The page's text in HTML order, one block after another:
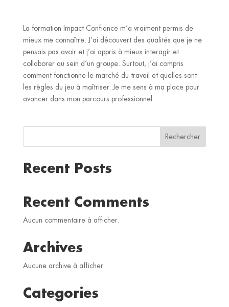
La formation Impact Confiance m’a vraiment permis de
mieux me connaître. J’ai découvert des qualités que je ne
pensais pas avoir et j’ai appris à mieux interagir et
collaborer au sein d’un groupe. Surtout, j’ai compris
comment fonctionne le marché du travail et quelles sont
les règles du jeu à maîtriser. Je me sens à ma place pour
avancer dans mon parcours professionnel.
Rechercher
Recent Posts
Recent Comments
Aucun commentaire à afficher.
Archives
Aucune archive à afficher.
Categories